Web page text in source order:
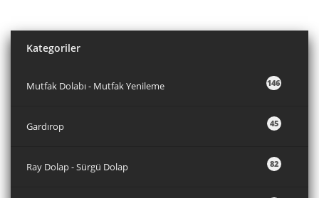
Kategoriler
146
Mutfak Dolabı - Mutfak Yenileme
45
Gardırop
82
Ray Dolap - Sürgü Dolap